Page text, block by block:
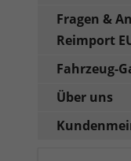
Fragen &
Reimport
Fahrzeug-
Über uns